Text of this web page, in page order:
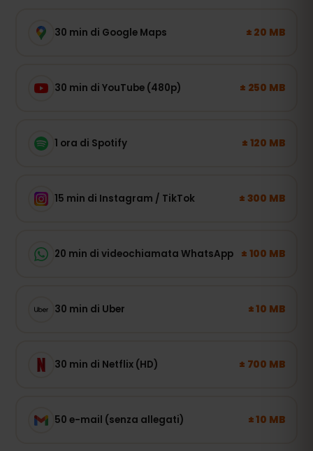
30 min di Google Maps ± 20 MB
30 min di YouTube (480p) ± 250 MB
1 ora di Spotify ± 120 MB
15 min di Instagram / TikTok ± 300 MB
20 min di videochiamata WhatsApp ± 100 MB
30 min di Uber ± 10 MB
30 min di Netflix (HD) ± 700 MB
50 e-mail (senza allegati) ± 10 MB